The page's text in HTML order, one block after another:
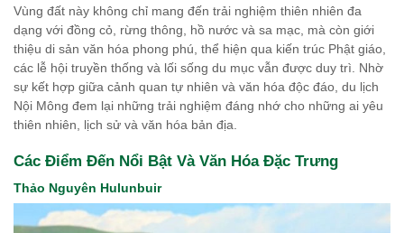
Vùng đất này không chỉ mang đến trải nghiệm thiên nhiên đa
dạng với đồng cỏ, rừng thông, hồ nước và sa mạc, mà còn giới
thiệu di sản văn hóa phong phú, thể hiện qua kiến trúc Phật giáo,
các lễ hội truyền thống và lối sống du mục vẫn được duy trì. Nhờ
sự kết hợp giữa cảnh quan tự nhiên và văn hóa độc đáo, du lịch
Nội Mông đem lại những trải nghiệm đáng nhớ cho những ai yêu
thiên nhiên, lịch sử và văn hóa bản địa.
Các Điểm Đến Nổi Bật Và Văn Hóa Đặc Trưng
Thảo Nguyên Hulunbuir